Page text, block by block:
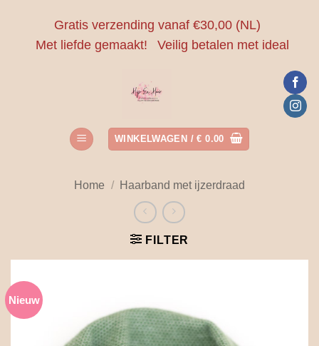
Gratis verzending vanaf €30,00 (NL)
Met liefde gemaakt!
Veilig betalen met ideal
WINKELWAGEN /€ 0.00
Home / Haarband met ijzerdraad
FILTER
Nieuw